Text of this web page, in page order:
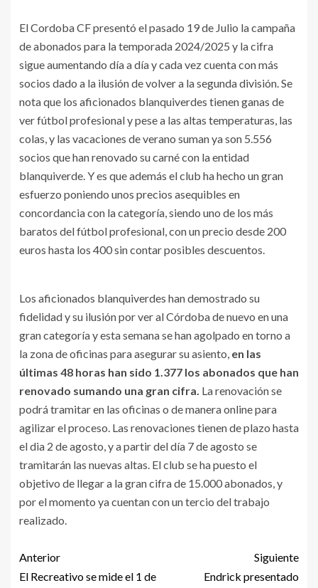
El Cordoba CF presentó el pasado 19 de Julio la campaña
de abonados para la temporada 2024/2025 y la cifra
sigue aumentando día a día y cada vez cuenta con más
socios dado a la ilusión de volver a la segunda división. Se
nota que los aficionados blanquiverdes tienen ganas de
ver fútbol profesional y pese a las altas temperaturas, las
colas, y las vacaciones de verano suman ya son 5.556
socios que han renovado su carné con la entidad
blanquiverde. Y es que además el club ha hecho un gran
esfuerzo poniendo unos precios asequibles en
concordancia con la categoría, siendo uno de los más
baratos del fútbol profesional, con un precio desde 200
euros hasta los 400 sin contar posibles descuentos.
Los aficionados blanquiverdes han demostrado su
fidelidad y su ilusión por ver al Córdoba de nuevo en una
gran categoría y esta semana se han agolpado en torno a
la zona de oficinas para asegurar su asiento, en las
últimas 48 horas han sido 1.377 los abonados que han
renovado sumando una gran cifra. La renovación se
podrá tramitar en las oficinas o de manera online para
agilizar el proceso. Las renovaciones tienen de plazo hasta
el dia 2 de agosto, y a partir del día 7 de agosto se
tramitarán las nuevas altas. El club se ha puesto el
objetivo de llegar a la gran cifra de 15.000 abonados, y
por el momento ya cuentan con un tercio del trabajo
realizado.
Anterior
El Recreativo se mide el 1 de
Siguiente
Endrick presentado